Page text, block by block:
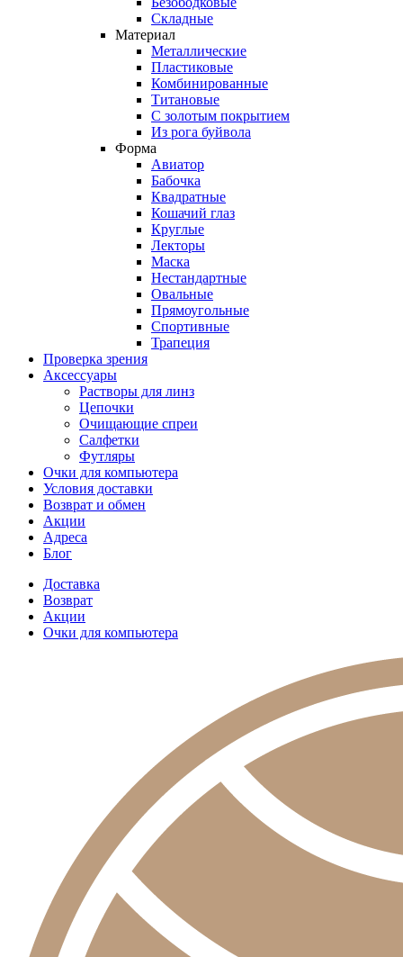
Складные
Материал
Металлические
Пластиковые
Комбинированные
Титановые
С золотым покрытием
Из рога буйвола
Форма
Авиатор
Бабочка
Квадратные
Кошачий глаз
Круглые
Лекторы
Маска
Нестандартные
Овальные
Прямоугольные
Спортивные
Трапеция
Проверка зрения
Аксессуары
Растворы для линз
Цепочки
Очищающие спреи
Салфетки
Футляры
Очки для компьютера
Условия доставки
Возврат и обмен
Акции
Адреса
Блог
Доставка
Возврат
Акции
Очки для компьютера